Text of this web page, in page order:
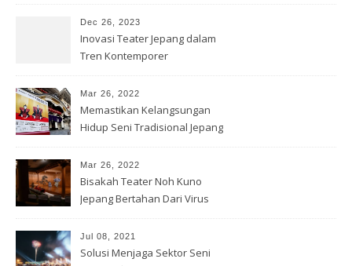
Dec 26, 2023
Inovasi Teater Jepang dalam
Tren Kontemporer
Mar 26, 2022
Memastikan Kelangsungan
Hidup Seni Tradisional Jepang
Mar 26, 2022
Bisakah Teater Noh Kuno
Jepang Bertahan Dari Virus
Jul 08, 2021
Solusi Menjaga Sektor Seni